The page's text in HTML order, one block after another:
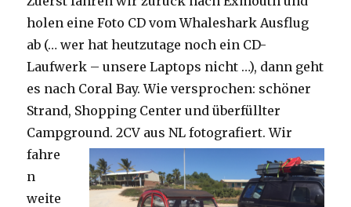
holen eine Foto CD vom Whaleshark Ausflug
ab (… wer hat heutzutage noch ein CD-
Laufwerk – unsere Laptops nicht …), dann geht
es nach Coral Bay. Wie versprochen: schöner
Strand, Shopping Center und überfüllter
Campground.2CV aus NL fotografiert. Wir
fahre
n
weite